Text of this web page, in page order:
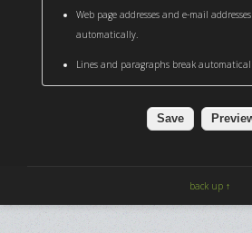
Web page addresses and e-mail
automatically.
Lines and paragraphs break
back up ↑